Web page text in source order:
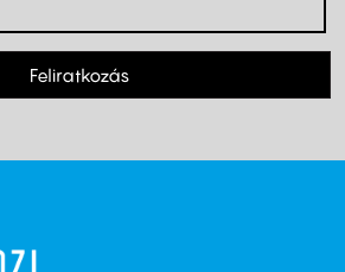
Feliratkozás